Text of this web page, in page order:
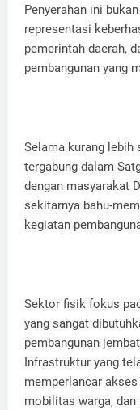
Penyerahan ini
representasi
pemerintah daerah,
pembangunan yang
Selama kurang lebih
tergabung dalam
dengan masyarakat
sekitarnya bahu-
kegiatan
Sektor fisik fokus
yang sangat
pembangunan
Infrastruktur yang
memperlancar
mobilitas warga,